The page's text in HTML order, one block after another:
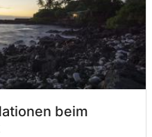
beim